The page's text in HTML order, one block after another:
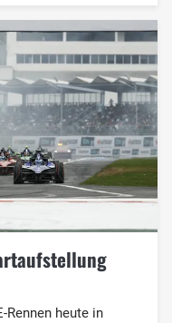
Rennen heute in